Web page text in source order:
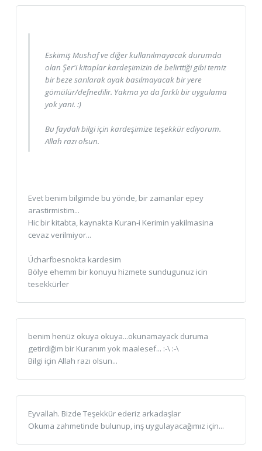
Eskimiş Mushaf ve diğer kullanılmayacak durumda
olan Şer'i kitaplar kardeşimizin de belirttiği gibi temiz
bir beze sarılarak ayak basılmayacak bir yere
gömülür/defnedilir. Yakma ya da farklı bir uygulama
yok yani. :)
Bu faydalı bilgi için kardeşimize teşekkür ediyorum.
Allah razı olsun.
Evet benim bilgimde bu yönde, bir zamanlar epey
arastirmistim...
Hic bir kitabta, kaynakta Kuran-i Kerimin yakilmasina
cevaz verilmiyor...
Ücharfbesnokta kardesim
Bölye ehemm bir konuyu hizmete sundugunuz icin
tesekkürler
benim henüz okuya okuya...okunamayack duruma
getirdiğim bir Kuranım yok maalesef... :-\ :-\
Bilgi için Allah razı olsun...
Eyvallah. Bizde Teşekkür ederiz arkadaşlar
Okuma zahmetinde bulunup, inş uygulayacağımız için...